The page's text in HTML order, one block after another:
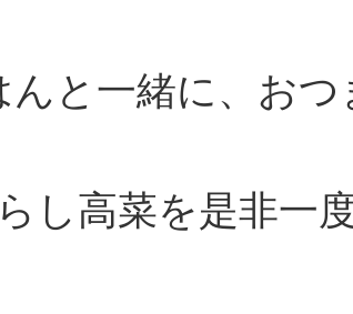
んと一緒に、おつ
し高菜を是非一